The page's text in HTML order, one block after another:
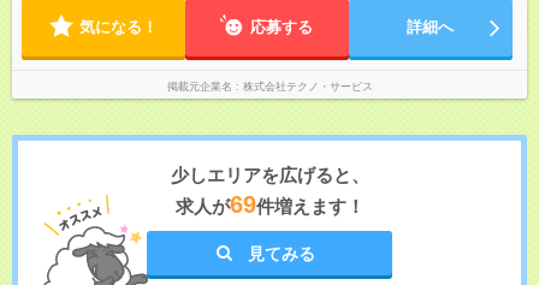
気になる！ 応募する 詳細へ
掲載元企業名 株式会社テクノ・サービス
少しエリアを広げると、
求人が69件増えます！
見てみる